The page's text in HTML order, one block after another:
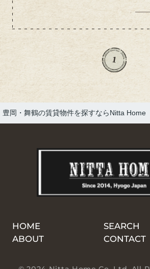
られていました！直接お店に来
はないんですが、あの出川さ
すぐそこににいたなんて……！
な、そわそわ＆大騒ぎ(笑)放送
いる景色が映ってて大盛り上が
名人が来てくれるって、やっぱ
すね。出川さん、天野さん、素
ありがとうございました！
1
豊岡・舞鶴の賃貸物件を探すならNitta Home
HOME
SEARCH
ABOUT
CONTACT